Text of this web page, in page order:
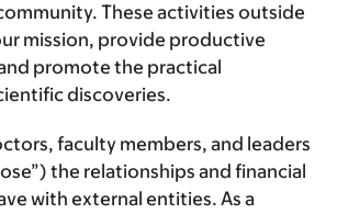
These activities outside
mission, provide productive
promote the practical
discoveries.
faculty members, and leaders
the relationships and financial
with external entities. As a